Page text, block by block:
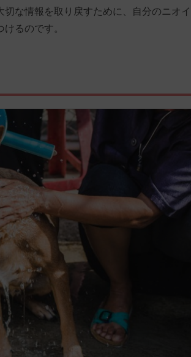
な情報を取り戻すために、自分のニオイ
るのです。